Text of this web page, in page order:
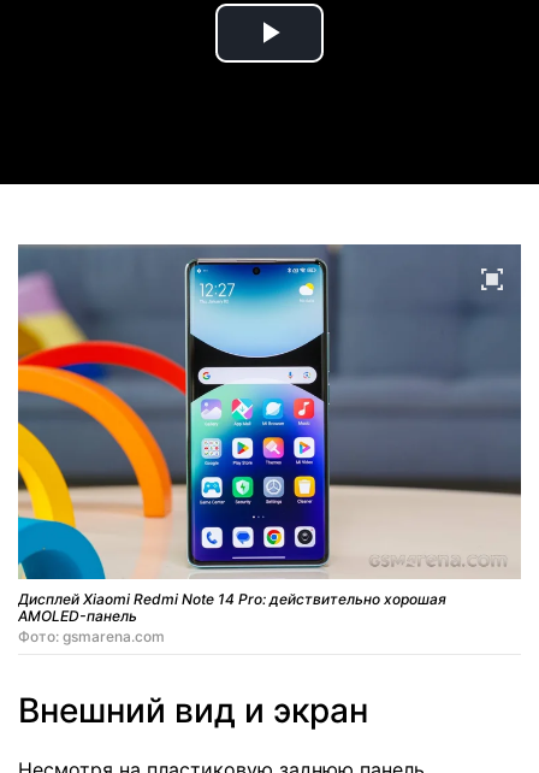
Play
Дисплей Xiaomi Redmi Note 14 Pro: действительно хорошая
AMOLED-панель
Фото: gsmarena.com
Внешний вид и экран